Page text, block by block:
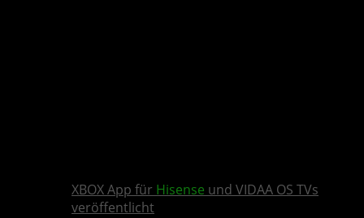
XBOX App für Hisense und VIDAA OS TVs
veröffentlicht